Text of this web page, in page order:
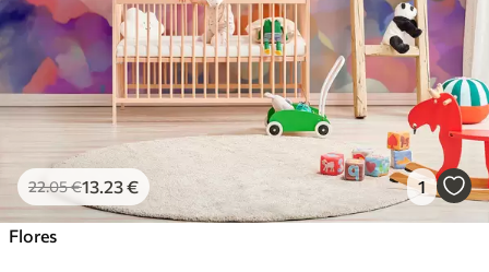
22.05€13.23€ 1
Flores